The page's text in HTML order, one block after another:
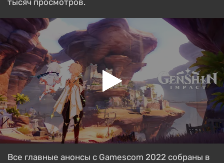
тысяч просмотров.
Все главные анонсы с Gamescom 2022 собраны в